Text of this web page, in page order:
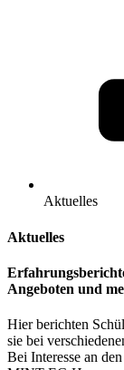
Aktuelles
Aktuelles
Angeboten und
Hier berichten
sie bei
Bei Interesse an